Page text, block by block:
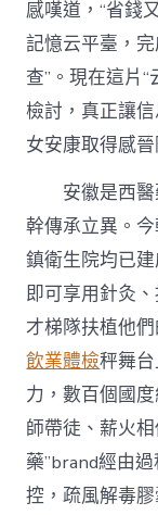
感嘆道，“省錢
記憶云平臺，
查”。現在這片
檢討，真正讓
女安康取得感
安徽是西
幹傳承立異。
鎮衛生院均已
即可享用針灸
才梯隊扶植他
飲業體檢秤舞
力，數百個國
師帶徒、薪火
藥”brand經由
控，疏風解毒